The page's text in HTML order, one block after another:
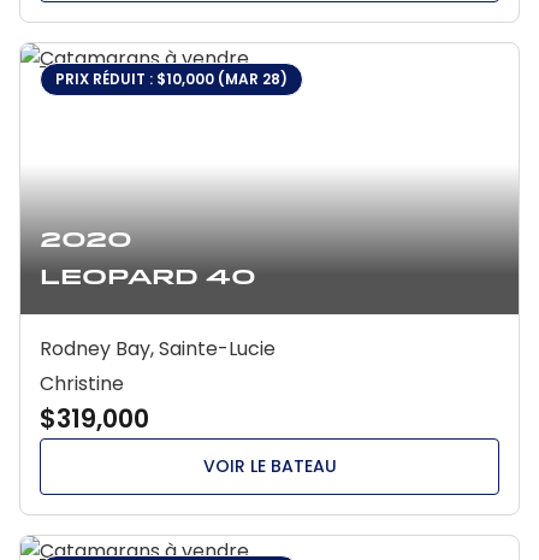
2020
Leopard 40
PRIX RÉDUIT : $10,000 (MAR 28)
Rodney Bay, Sainte-Lucie
Christine
$319,000
VOIR LE BATEAU